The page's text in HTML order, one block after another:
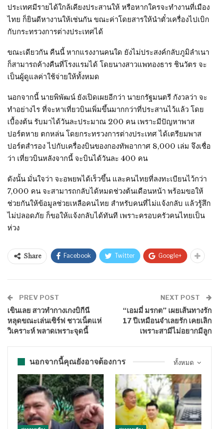
ประเทศมีรายได้ใกล้เคียงประสานให้ หรือหากใครจะทำงานที่เมือง
ไทย ก็ยินดีหางานให้เช่นกัน ขณะค่าโดยสารให้นำตั๋วเครื่องไปเบิก
กับกระทรวงการต่างประเทศได้
ขณะเดียวกัน คืนนี้ หากแรงงานคนใด ยังไม่ประสงค์กลับภูมิลำเนา
ก็สามารถค้างคืนที่โรงแรมได้ โดยนางสาวแพทองธาร ชินวัตร จะ
เป็นผู้ดูแลค่าใช้จ่ายให้ทั้งหมด
นอกจากนี้ นายพิพัฒน์ ยังเปิดเผยอีกว่า นายกรัฐมนตรี กังวลว่า จะ
ทำอย่างไร ที่จะหาเที่ยวบินเพิ่มขึ้นมากกว่าที่ประสานไว้แล้ว โดย
เบื้องต้น รับมาได้วันละประมาณ 200 คน เพราะมีปัญหาพาส
ปอร์ตหาย ตกหล่น โดยกระทรวงการต่างประเทศ ได้เตรียมพาส
ปอร์ตสำรอง ไปกับเครื่องบินของกองทัพอากาศ 8,000 เล่ม จึงเชื่อ
ว่า เที่ยวบินหลังจากนี้ จะบินได้วันละ 400 คน
ดังนั้น มั่นใจว่า จะอพยพได้เร็วขึ้น และคนไทยที่ลงทะเบียนไว้กว่า
7,000 คน จะสามารถกลับได้หมดช่วงต้นเดือนหน้า พร้อมขอให้
ช่วยกันให้ข้อมูลช่วยเหลือคนไทย สำหรับคนที่ไม่แจ้งกลับ แล้วรู้สึก
ไม่ปลอดภัย ก็ขอให้แจ้งกลับได้ทันที เพราะครอบครัวคนไทยเป็น
ห่วง
Share Facebook Twitter Google+
PREV POST
เขินเลย สาวทำกางเกงบิกีนี
หลุดขณะเล่นเซิร์ฟ ชาวเน็ตแห่
วิเคราะห์ พลาดเพราะจุดนี้
NEXT POST
“เอมมี่ มรกต” เผยเส้นทางรัก
17 ปีเหมือนจำเลยรัก เคยเลิก
เพราะสามีไม่อยากมีลูก
ทั้งหมด
นอกจากนี้คุณยังอาจต้องการ